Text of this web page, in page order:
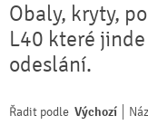
Obaly, kryty,
L40 které
odeslání.
Řadit podle Výchozí